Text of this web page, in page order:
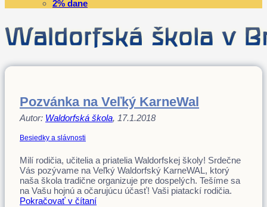
2% dane
Pozvánka na Veľký KarneWal
Autor: Waldorfská škola, 17.1.2018
Besiedky a slávnosti
Milí rodičia, učitelia a priatelia Waldorfskej školy! Srdečne
Vás pozývame na Veľký Waldorfský KarneWAL, ktorý
naša škola tradične organizuje pre dospelých. Tešíme sa
na Vašu hojnú a očarujúcu účasť! Vaši piatackí rodičia.
Pokračovať v čítaní